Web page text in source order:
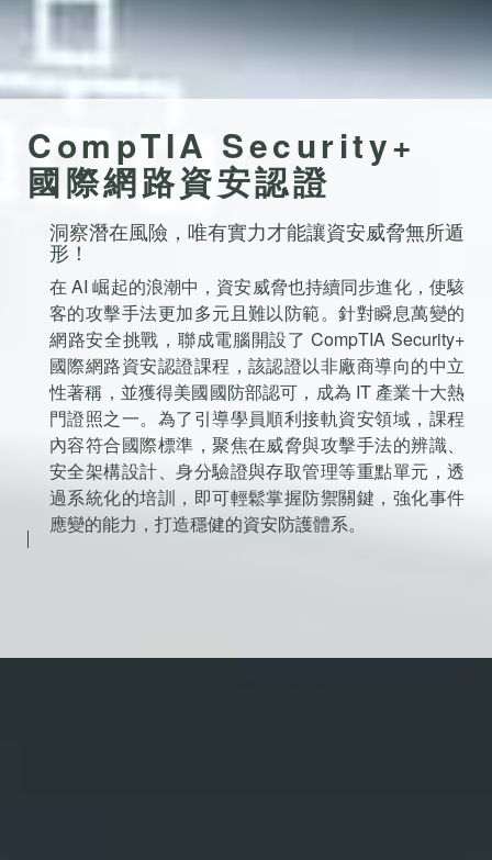
CompTIA Security+
國際網路資安認證
洞察潛在風險，唯有實力才能讓資安威脅無所遁
形！
在 AI 崛起的浪潮中，資安威脅也持續同步進化，使駭
客的攻擊手法更加多元且難以防範。針對瞬息萬變的
網路安全挑戰，聯成電腦開設了 CompTIA Security+
國際網路資安認證課程，該認證以非廠商導向的中立
性著稱，並獲得美國國防部認可，成為 IT 產業十大熱
門證照之一。為了引導學員順利接軌資安領域，課程
內容符合國際標準，聚焦在威脅與攻擊手法的辨識、
安全架構設計、身分驗證與存取管理等重點單元，透
過系統化的培訓，即可輕鬆掌握防禦關鍵，強化事件
應變的能力，打造穩健的資安防護體系。